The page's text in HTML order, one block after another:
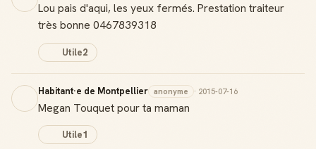
Lou pais d'aqui, les yeux fermés. Prestation traiteur
très bonne 0467839318
Utile2
Habitant·e de Montpellier anonyme · 2015-07-16
Megan Touquet pour ta maman
Utile1